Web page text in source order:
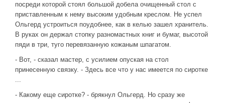
посреди которой стоял большой добела очищенный стол с
приставленным к нему высоким удобным креслом. Не успел
Ольгерд устроиться поудобнее, как в келью зашел хранитель.
В руках он держал стопку разномастных книг и бумаг, высотой
пяди в три, туго перевязанную кожаным шпагатом.
- Вот, - сказал мастер, с усилием опуская на стол
принесенную связку. - Здесь все что у нас имеется по сиротке
...
- Какому еще сиротке? - брякнул Ольгерд. Но сразу же